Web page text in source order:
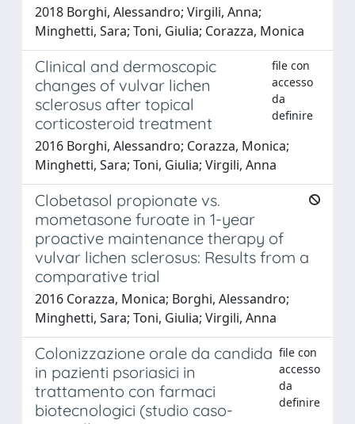
2018 Borghi, Alessandro; Virgili, Anna;
Minghetti, Sara; Toni, Giulia; Corazza, Monica
Clinical and dermoscopic
changes of vulvar lichen
sclerosus after topical
corticosteroid treatment
file con
accesso
da
definire
2016 Borghi, Alessandro; Corazza, Monica;
Minghetti, Sara; Toni, Giulia; Virgili, Anna
Clobetasol propionate vs.
mometasone furoate in 1-year
proactive maintenance therapy of
vulvar lichen sclerosus: Results from a
comparative trial
2016 Corazza, Monica; Borghi, Alessandro;
Minghetti, Sara; Toni, Giulia; Virgili, Anna
Colonizzazione orale da candida
in pazienti psoriasici in
trattamento con farmaci
biotecnologici (studio caso-
file con
accesso
da
definire